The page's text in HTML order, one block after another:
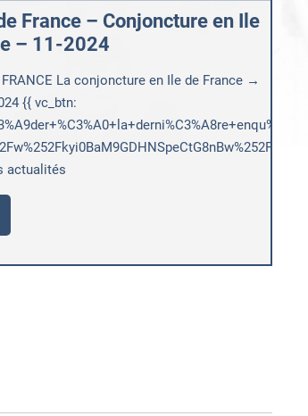
France – Conjoncture en Ile
– 11-2024
FRANCE La conjoncture en Ile de France →
{{ vc_btn:
actualités